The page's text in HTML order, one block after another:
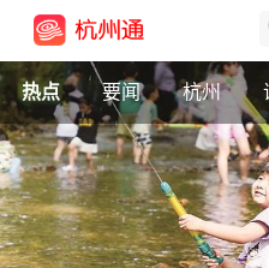
热点 要闻 杭州